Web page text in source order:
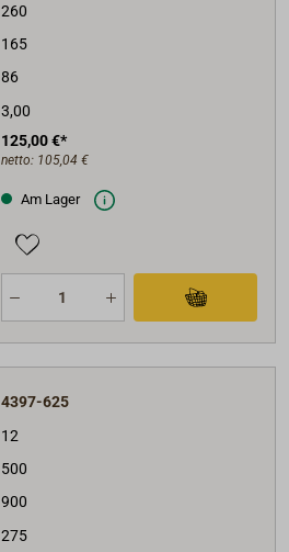
260
165
86
3,00
125,00 €*
netto: 105,04 €
Am Lager
4397-625
12
500
900
275